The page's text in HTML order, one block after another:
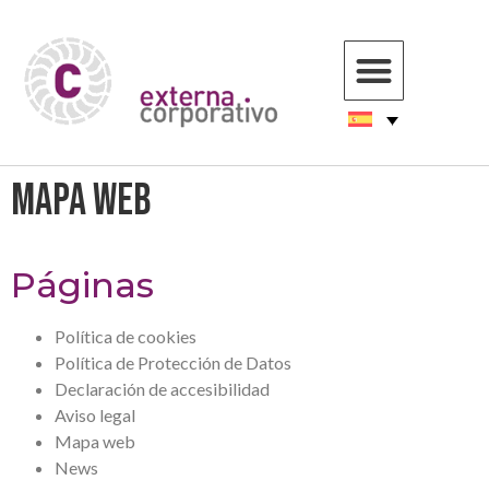
Mapa web
Páginas
Política de cookies
Política de Protección de Datos
Declaración de accesibilidad
Aviso legal
Mapa web
News